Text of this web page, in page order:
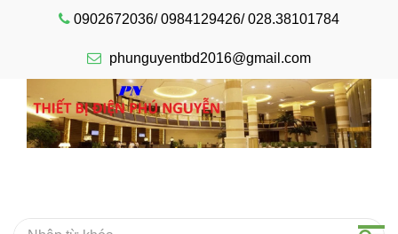
0902672036/ 0984129426/ 028.38101784
phunguyentbd2016@gmail.com